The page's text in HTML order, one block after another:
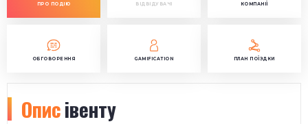
ПРО ПОДІЮ ВІДВІДУВАЧІ КОМПАНІЇ
ОБГОВОРЕННЯ GAMIFICATION ПЛАН ПОЇЗДКИ
Описівенту